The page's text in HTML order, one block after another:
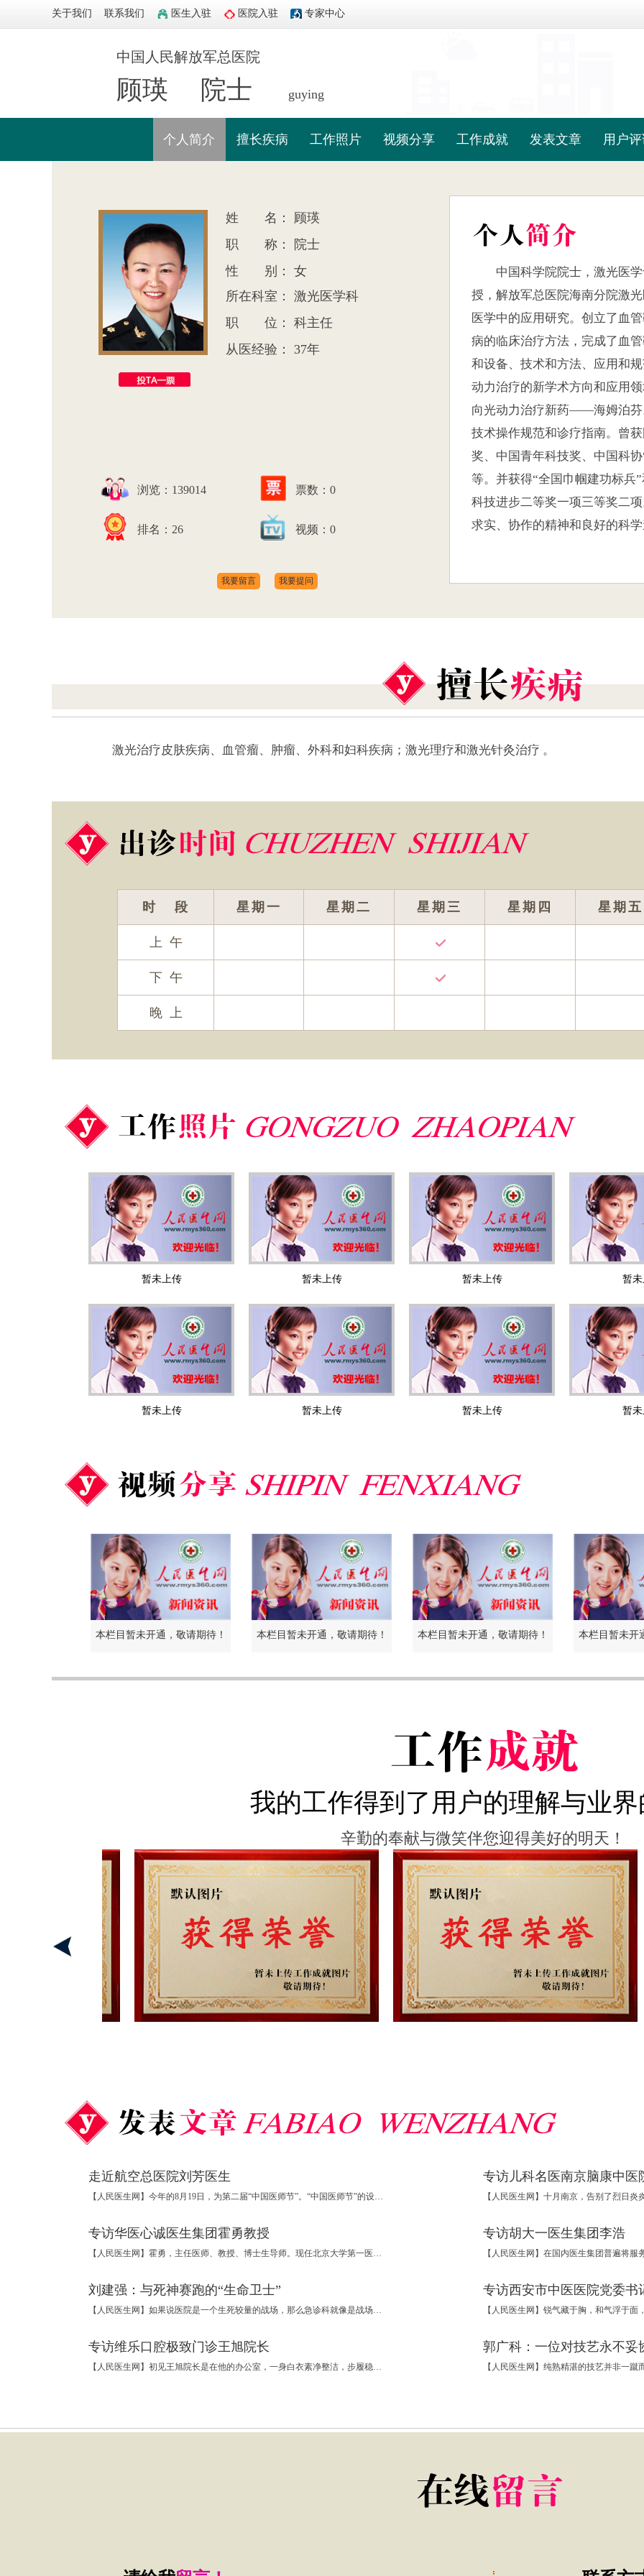
关于我们 联系我们 医生入驻 医院入驻 专家中心
中国人民解放军总医院
顾瑛 院士 guying
个人简介 擅长疾病 工作照片 视频分享 工作成就 发表文章 用户
姓 名： 顾瑛
职 称： 院士
性 别： 女
所在科室： 激光医学科
职 位： 科主任
从医经验： 37年
浏览：139014 票数： 0
排名：26 视频：0
我要留言 我要提问
中国科学院院士，激光医
授，解放军总医院海南分院激
医学中的应用研究。创立了血
病的临床治疗方法，完成了血
和设备、技术和方法、应用和
动力治疗的新学术方向和应用
向光动力治疗新药——海姆泊芬
技术操作规范和诊疗指南。曾
奖、中国青年科技奖、中国科
等。并获得“全国巾帼建功标兵
科技进步二等奖一项三等奖二
求实、协作的精神和良好的科学
激光治疗皮肤疾病、血管瘤、肿瘤、外科和妇科疾病；激光理疗和激光针灸治疗 。
时 段 星期一 星期二 星期三 星期四 星期五
上 午
下 午
晚 上
暂未上传 暂未上传 暂未上传 暂
暂未上传 暂未上传 暂未上传 暂
本栏目暂未开通，敬请期待！ 本栏目暂未开通，敬请期待！ 本栏目暂未开通，敬请期待！ 本栏目暂未开
我的工作得到了用户的理解与业
辛勤的奉献与微笑伴您迎得美好的明天！
走近航空总医院刘芳医生
【人民医生网】今年的8月19日，为第二届“中国医师节”。“中国医师节”的设立，体现了党中央对广大医师和医务人员的深切关怀，也让全社会尊医重卫，更加了解医生。只有认清时代使命，把个人价值与时代使命联系起来，才能更好履行职责，做好“健康之路”的铺
专访儿科名医南京脑康中医
专访华医心诚医生集团霍勇教授
【人民医生网】霍勇，主任医师、教授、博士生导师。现任北京大学第一医院心内科主任、华医心诚医生集团董事长，亚洲心脏协会主席，世界华人医师协会副会长，专科医师规范化培训中心认证工作委员会主任委员，心血管健康(苏州工业园区)研究院院长、中国心血管
专访胡大一医生集团李浩
刘建强：与死神赛跑的“生命卫士”
【人民医生网】如果说医院是一个生死较量的战场，那么急诊科就像是战场的前线，急诊科的医生们就是先头部队，反应迅速、分秒必争。与死神赛跑、同生命竞赛，是每个急诊科医生的日常。而刘建强作为德州市人民医院急诊科主任，28年以来，每一次和同事在这座战
专访西安市中医医院党委书
专访维乐口腔极致门诊王旭院长
【人民医生网】初见王旭院长是在他的办公室，一身白衣素净整洁，步履稳健，目光沉静，给人一种稳重踏实之感。稍作了解，待他做完诊断，把各种治疗方案的优缺点、费用、时间、存在的风险等等一一详细解释，然后把选择权交到你手上。这个时候你心里多半会一块
郭广科：一位对技艺永不妥